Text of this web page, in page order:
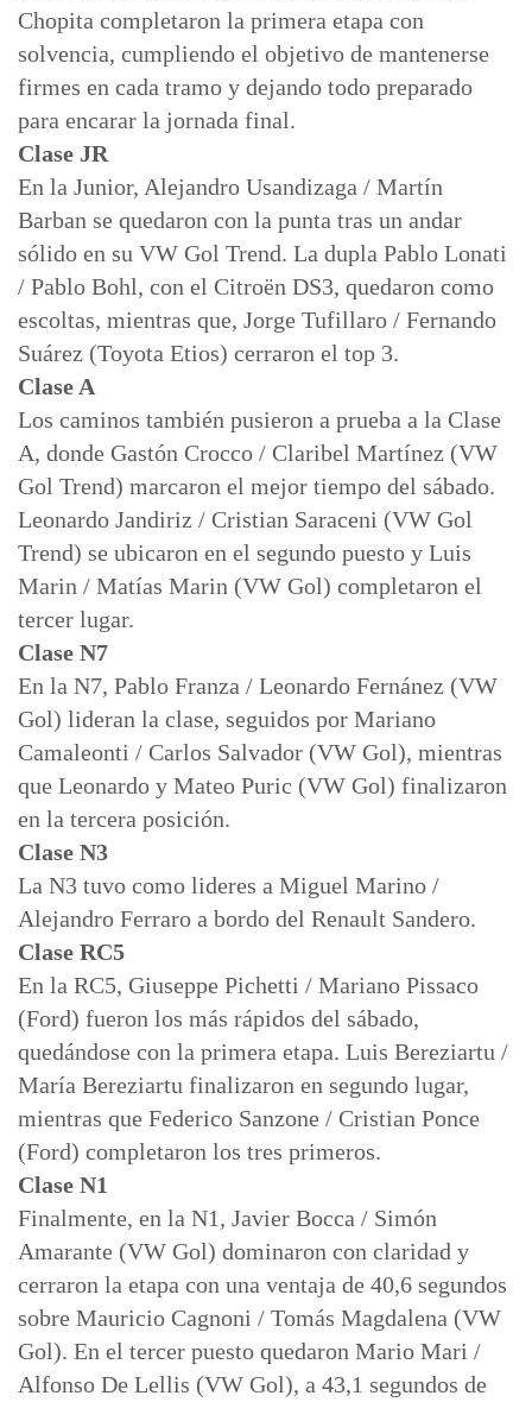
Chopita completaron la primera etapa con
solvencia, cumpliendo el objetivo de mantenerse
firmes en cada tramo y dejando todo preparado
para encarar la jornada final.
Clase JR
En la Junior, Alejandro Usandizaga / Martín
Barban se quedaron con la punta tras un andar
sólido en su VW Gol Trend. La dupla Pablo Lonati
/ Pablo Bohl, con el Citroën DS3, quedaron como
escoltas, mientras que, Jorge Tufillaro / Fernando
Suárez (Toyota Etios) cerraron el top 3.
Clase A
Los caminos también pusieron a prueba a la Clase
A, donde Gastón Crocco / Claribel Martínez (VW
Gol Trend) marcaron el mejor tiempo del sábado.
Leonardo Jandiriz / Cristian Saraceni (VW Gol
Trend) se ubicaron en el segundo puesto y Luis
Marin / Matías Marin (VW Gol) completaron el
tercer lugar.
Clase N7
En la N7, Pablo Franza / Leonardo Fernánez (VW
Gol) lideran la clase, seguidos por Mariano
Camaleonti / Carlos Salvador (VW Gol), mientras
que Leonardo y Mateo Puric (VW Gol) finalizaron
en la tercera posición.
Clase N3
La N3 tuvo como lideres a Miguel Marino /
Alejandro Ferraro a bordo del Renault Sandero.
Clase RC5
En la RC5, Giuseppe Pichetti / Mariano Pissaco
(Ford) fueron los más rápidos del sábado,
quedándose con la primera etapa. Luis Bereziartu /
María Bereziartu finalizaron en segundo lugar,
mientras que Federico Sanzone / Cristian Ponce
(Ford) completaron los tres primeros.
Clase N1
Finalmente, en la N1, Javier Bocca / Simón
Amarante (VW Gol) dominaron con claridad y
cerraron la etapa con una ventaja de 40,6 segundos
sobre Mauricio Cagnoni / Tomás Magdalena (VW
Gol). En el tercer puesto quedaron Mario Mari /
Alfonso De Lellis (VW Gol), a 43,1 segundos de